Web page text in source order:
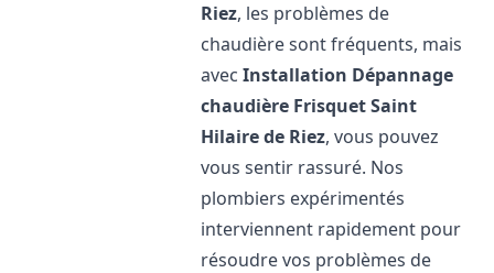
Riez, les problèmes de
chaudière sont fréquents, mais
avecInstallation Dépannage
chaudière FrisquetSaint
Hilaire de Riez, vous pouvez
vous sentir rassuré. Nos
plombiers expérimentés
interviennent rapidement pour
résoudre vos problèmes de